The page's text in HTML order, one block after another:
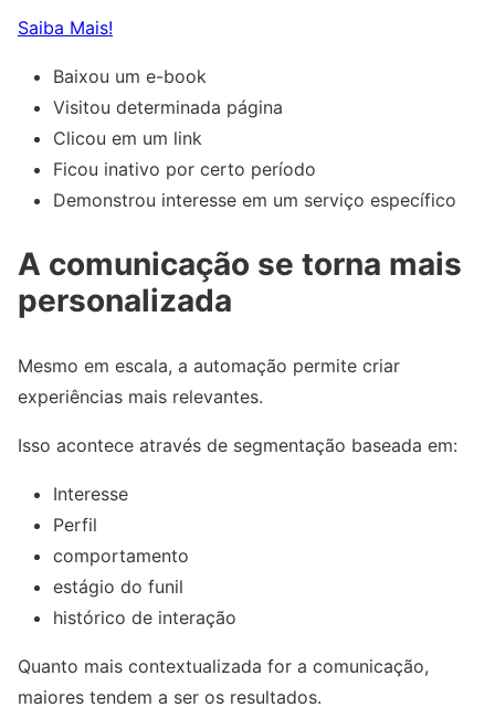
Saiba Mais!
Baixou um e-book
Visitou determinada página
Clicou em um link
Ficou inativo por certo período
Demonstrou interesse em um serviço específico
A comunicação se torna mais
personalizada
Mesmo em escala, a automação permite criar
experiências mais relevantes.
Isso acontece através de segmentação baseada em:
Interesse
Perfil
comportamento
estágio do funil
histórico de interação
Quanto mais contextualizada for a comunicação,
maiores tendem a ser os resultados.